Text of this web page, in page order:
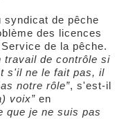
syndicat de pêche
des licences
de la pêche.
travail de contrôle si
s'il ne le fait pas, il
notre rôle”, s'est-il
voix” en
que je ne suis pas